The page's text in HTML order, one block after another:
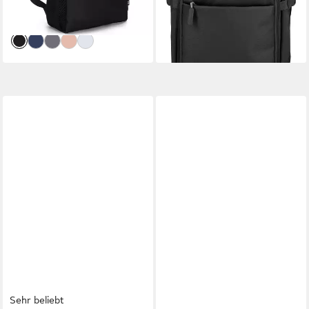
lieferbar - in 2-3 Werktagen bei dir
Sehr beliebt